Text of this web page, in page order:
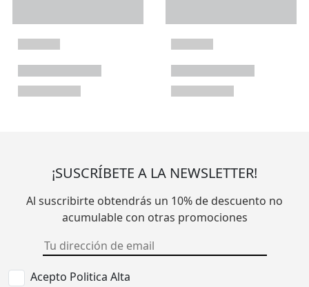
¡SUSCRÍBETE A LA NEWSLETTER!
Al suscribirte obtendrás un 10% de descuento no
acumulable con otras promociones
Acepto Politica Alta